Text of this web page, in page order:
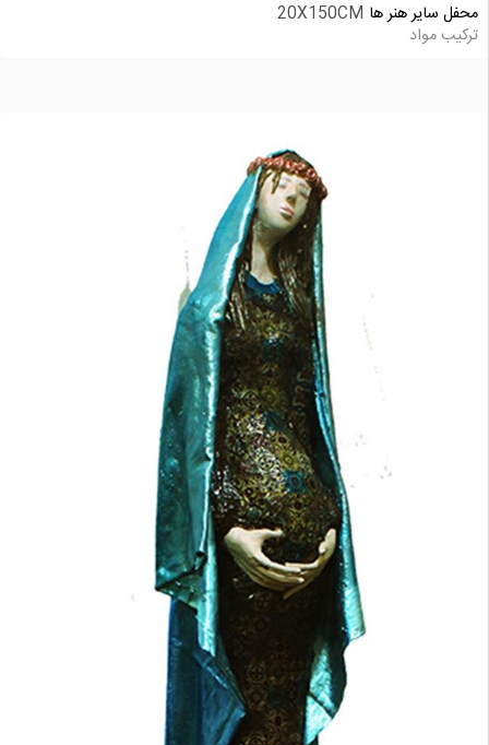
محفل سایر هنر ها 20X150CM
ترکیب مواد